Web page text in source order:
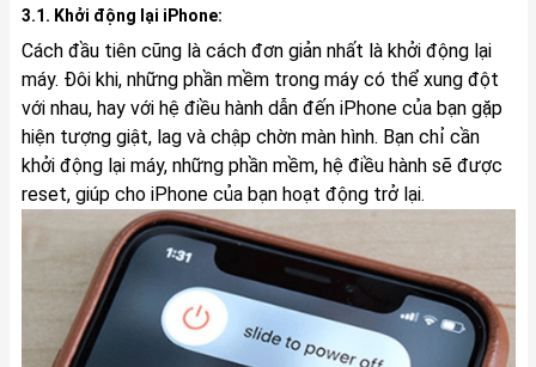
3.1. Khởi động lại iPhone:
Cách đầu tiên cũng là cách đơn giản nhất là khởi động lại
máy. Đôi khi, những phần mềm trong máy có thể xung đột
với nhau, hay với hệ điều hành dẫn đến iPhone của bạn gặp
hiện tượng giật, lag và chập chờn màn hình. Bạn chỉ cần
khởi động lại máy, những phần mềm, hệ điều hành sẽ được
reset, giúp cho iPhone của bạn hoạt động trở lại.